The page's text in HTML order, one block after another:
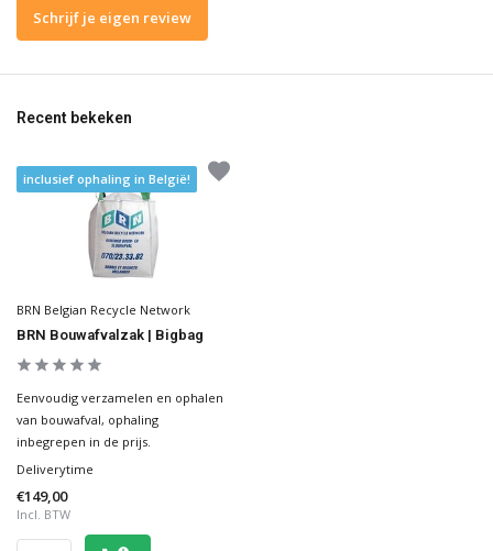
Schrijf je eigen review
Recent bekeken
inclusief ophaling in België!
BRN Belgian Recycle Network
BRN Bouwafvalzak | Bigbag
Eenvoudig verzamelen en ophalen
van bouwafval, ophaling
inbegrepen in de prijs.
Deliverytime
€149,00
Incl. BTW